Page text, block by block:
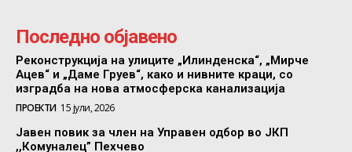
Последно објавено
Реконструкција на улиците „Илинденска“, „Мирче
Ацев“ и „Даме Груев“, како и нивните краци, со
изградба на нова атмосферска канализација
ПРОЕКТИ 15 јули, 2026
Јавен повик за член на Управен одбор во ЈКП
,,Комуналец” Пехчево